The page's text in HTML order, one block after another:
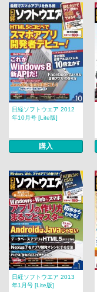
日経ソフトウエア 2012
年10月号 [Lite版]
購入
日経ソフトウエア 2013
年1月号 [Lite版]